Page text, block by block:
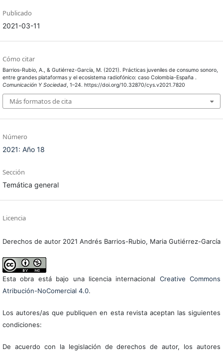
Publicado
2021-03-11
Cómo citar
Barrios-Rubio, A., & Gutiérrez-García, M. (2021). Prácticas juveniles de consumo sonoro,
entre grandes plataformas y el ecosistema radiofónico: caso Colombia-España .
Comunicación Y Sociedad, 1–24. https://doi.org/10.32870/cys.v2021.7820
Más formatos de cita
Número
2021: Año 18
Sección
Temática general
Licencia
Derechos de autor 2021 Andrés Barrios-Rubio, Maria Gutiérrez-García
Esta obra está bajo una licencia internacional Creative Commons
Atribución-NoComercial 4.0.
Los autores/as que publiquen en esta revista aceptan las siguientes
condiciones:
De acuerdo con la legislación de derechos de autor, los autores